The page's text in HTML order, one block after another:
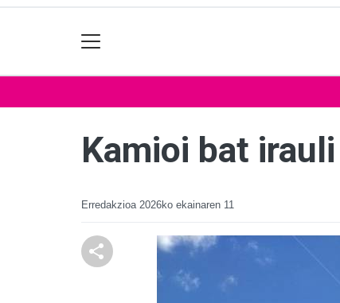
Kamioi bat
Erredakzioa 2026ko ekainaren 11